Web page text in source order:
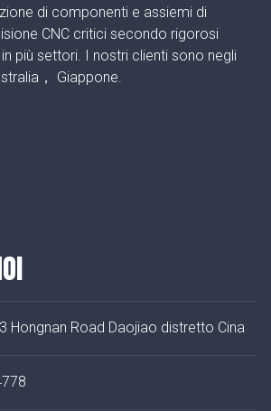
di componenti e assiemi di
CNC critici secondo rigorosi
più settori. I nostri clienti sono negli
， Giappone.
Hongnan Road Daojiao distretto Cina